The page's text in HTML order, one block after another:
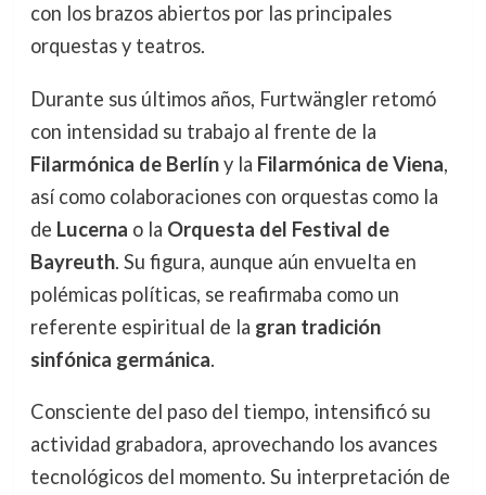
con los brazos abiertos por las principales
orquestas y teatros.
Durante sus últimos años, Furtwängler retomó
con intensidad su trabajo al frente de la
Filarmónica de Berlíny la Filarmónica de Viena,
así como colaboraciones con orquestas como la
de Lucerna o la Orquesta del Festival de
Bayreuth. Su figura, aunque aún envuelta en
polémicas políticas, se reafirmaba como un
referente espiritual de la gran tradición
sinfónica germánica.
Consciente del paso del tiempo, intensificó su
actividad grabadora, aprovechando los avances
tecnológicos del momento. Su interpretación de